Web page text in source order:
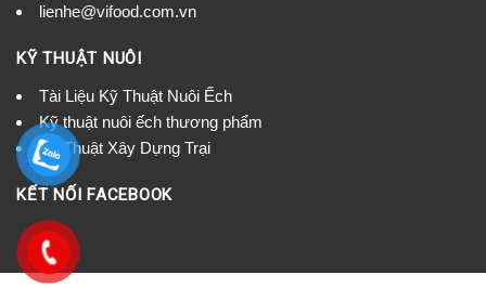
lienhe@vifood.com.vn
KỸ THUẬT NUÔI
Tài Liệu Kỹ Thuật Nuôi Ếch
Kỹ thuật nuôi ếch thương phẩm
Kỹ Thuật Xây Dựng Trại
KẾT NỐI FACEBOOK